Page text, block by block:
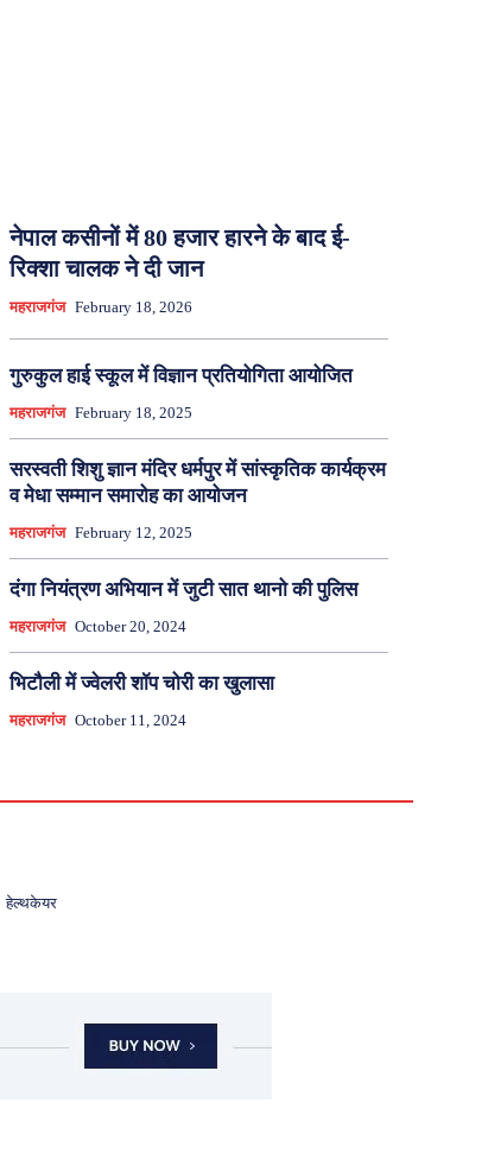
नेपाल कसीनों में 80 हजार हारने के बाद ई-
रिक्शा चालक ने दी जान
महराजगंज February 18, 2026
गुरुकुल हाई स्कूल में विज्ञान प्रतियोगिता आयोजित
महराजगंज February 18, 2025
सरस्वती शिशु ज्ञान मंदिर धर्मपुर में सांस्कृतिक कार्यक्रम
व मेधा सम्मान समारोह का आयोजन
महराजगंज February 12, 2025
दंगा नियंत्रण अभियान में जुटी सात थानो की पुलिस
महराजगंज October 20, 2024
भिटौली में ज्वेलरी शॉप चोरी का खुलासा
महराजगंज October 11, 2024
हेल्थकेयर